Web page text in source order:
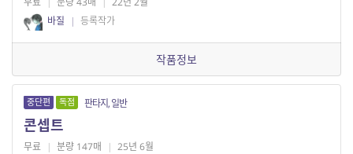
바질
| 등록작가
작품정보
중단편 독점 판타지, 일반
콘셉트
무료 | 분량 147매 | 25년 6월